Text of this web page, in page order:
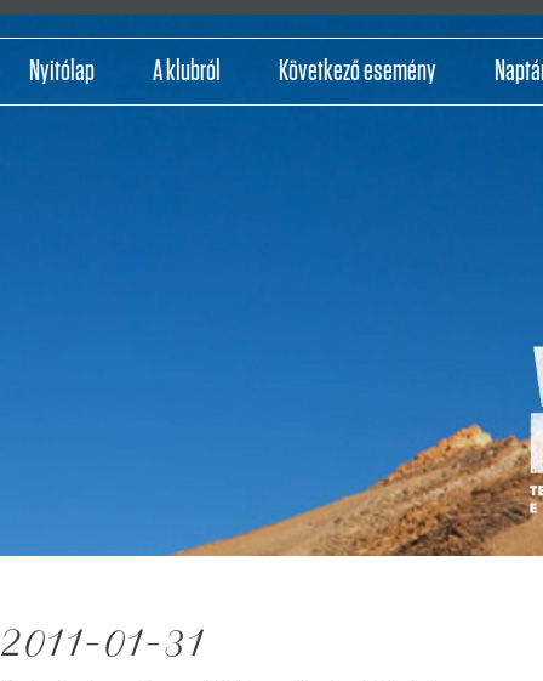
Nyitólap A klubról Következő esemény
2011-01-31